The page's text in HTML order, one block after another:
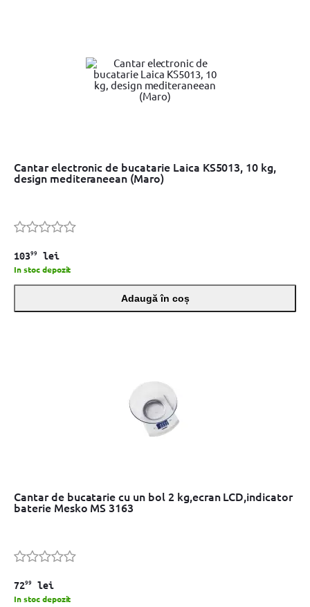
Cantar electronic de bucatarie Laica KS5013, 10 kg,
design mediteraneean (Maro)
10399 lei
In stoc depozit
Adaugă în coș
Cantar de bucatarie cu un bol 2 kg,ecran LCD,indicator
baterie Mesko MS 3163
7299 lei
In stoc depozit